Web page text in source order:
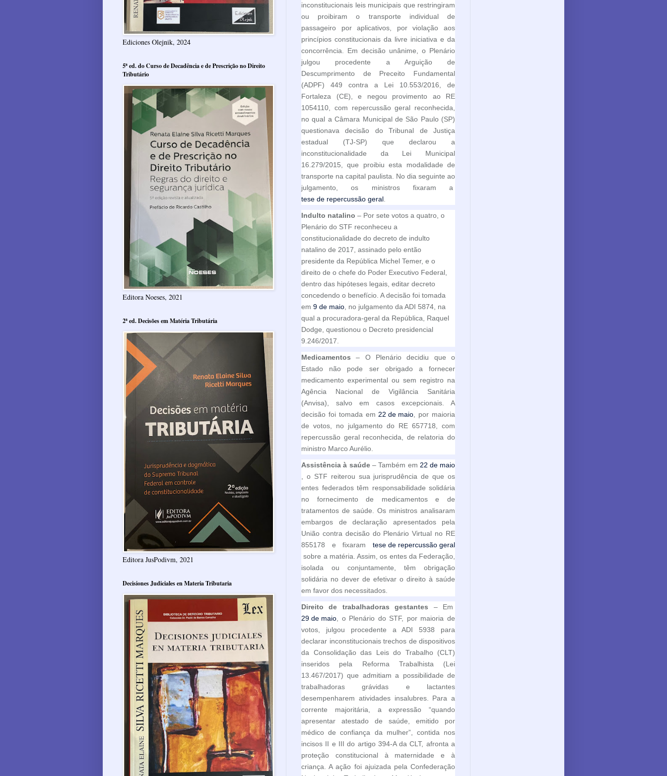
inconstitucionais leis municipais que restringiram
ou proibiram o transporte individual de
passageiro por aplicativos, por violação aos
princípios constitucionais da livre iniciativa e da
concorrência. Em decisão unânime, o Plenário
julgou procedente a Arguição de
Descumprimento de Preceito Fundamental
(ADPF) 449 contra a Lei 10.553/2016, de
Fortaleza (CE), e negou provimento ao RE
1054110, com repercussão geral reconhecida,
no qual a Câmara Municipal de São Paulo (SP)
questionava decisão do Tribunal de Justiça
estadual (TJ-SP) que declarou a
inconstitucionalidade da Lei Municipal
16.279/2015, que proibiu esta modalidade de
transporte na capital paulista. No dia seguinte ao
julgamento, os ministros fixaram a
tese de repercussão geral
Indulto natalino – Por sete votos a quatro, o
Plenário do STF reconheceu a
constitucionalidade do decreto de indulto
natalino de 2017, assinado pelo então
presidente da República Michel Temer, e o
direito de o chefe do Poder Executivo Federal,
dentro das hipóteses legais, editar decreto
concedendo o benefício. A decisão foi tomada
em 9 de maio , no julgamento da ADI 5874, na
qual a procuradora-geral da República, Raquel
Dodge, questionou o Decreto presidencial
9.246/2017.
Medicamentos – O Plenário decidiu que o
Estado não pode ser obrigado a fornecer
medicamento experimental ou sem registro na
Agência Nacional de Vigilância Sanitária
(Anvisa), salvo em casos excepcionais. A
decisão foi tomada em 22 de maio , por maioria
de votos, no julgamento do RE 657718, com
repercussão geral reconhecida, de relatoria do
ministro Marco Aurélio.
Assistência à saúde– Também em 22 de maio
, o STF reiterou sua jurisprudência de que os
entes federados têm responsabilidade solidária
no fornecimento de medicamentos e de
tratamentos de saúde. Os ministros analisaram
embargos de declaração apresentados pela
União contra decisão do Plenário Virtual no RE
855178 e fixaram tese de repercussão geral
sobre a matéria. Assim, os entes da Federação,
isolada ou conjuntamente, têm obrigação
solidária no dever de efetivar o direito à saúde
em favor dos necessitados.
Direito de trabalhadoras gestantes – Em
29 de maio , o Plenário do STF, por maioria de
votos, julgou procedente a ADI 5938 para
declarar inconstitucionais trechos de dispositivos
da Consolidação das Leis do Trabalho (CLT)
inseridos pela Reforma Trabalhista (Lei
13.467/2017) que admitiam a possibilidade de
trabalhadoras grávidas e lactantes
desempenharem atividades insalubres. Para a
corrente majoritária, a expressão “quando
apresentar atestado de saúde, emitido por
médico de confiança da mulher”, contida nos
incisos II e III do artigo 394-A da CLT, afronta a
proteção constitucional à maternidade e à
criança. A ação foi ajuizada pela Confederação
Ediciones Olejnik, 2024
5ª ed. do Curso de Decadência e de Prescrição no Direito
Tributário
Editora Noeses, 2021
2ª ed. Decisões em Matéria Tributária
Editora JusPodivm, 2021
Decisiones Judiciales en Materia Tributaria